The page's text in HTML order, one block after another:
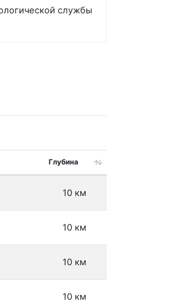
службы
Глубина
10 км
10 км
10 км
10 км